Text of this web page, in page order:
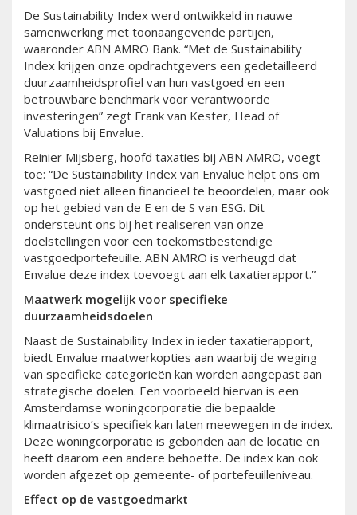
De Sustainability Index werd ontwikkeld in nauwe
samenwerking met toonaangevende partijen,
waaronder ABN AMRO Bank. “Met de Sustainability
Index krijgen onze opdrachtgevers een gedetailleerd
duurzaamheidsprofiel van hun vastgoed en een
betrouwbare benchmark voor verantwoorde
investeringen” zegt Frank van Kester, Head of
Valuations bij Envalue.
Reinier Mijsberg, hoofd taxaties bij ABN AMRO, voegt
toe: “De Sustainability Index van Envalue helpt ons om
vastgoed niet alleen financieel te beoordelen, maar ook
op het gebied van de E en de S van ESG. Dit
ondersteunt ons bij het realiseren van onze
doelstellingen voor een toekomstbestendige
vastgoedportefeuille. ABN AMRO is verheugd dat
Envalue deze index toevoegt aan elk taxatierapport.”
Maatwerk mogelijk voor specifieke
duurzaamheidsdoelen
Naast de Sustainability Index in ieder taxatierapport,
biedt Envalue maatwerkopties aan waarbij de weging
van specifieke categorieën kan worden aangepast aan
strategische doelen. Een voorbeeld hiervan is een
Amsterdamse woningcorporatie die bepaalde
klimaatrisico’s specifiek kan laten meewegen in de index.
Deze woningcorporatie is gebonden aan de locatie en
heeft daarom een andere behoefte. De index kan ook
worden afgezet op gemeente- of portefeuilleniveau.
Effect op de vastgoedmarkt